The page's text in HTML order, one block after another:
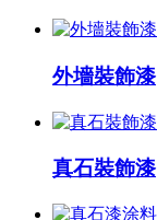
外墻裝飾漆
真石裝飾漆